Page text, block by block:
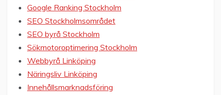
Google Ranking Stockholm
SEO Stockholmsområdet
SEO byrå Stockholm
Sökmotoroptimering Stockholm
Webbyrå Linköping
Näringsliv Linköping
Innehållsmarknadsföring